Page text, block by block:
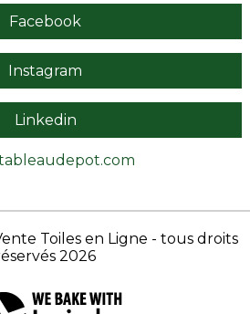
Facebook
Instagram
Linkedin
Toiles en Ligne - tous droits
2026